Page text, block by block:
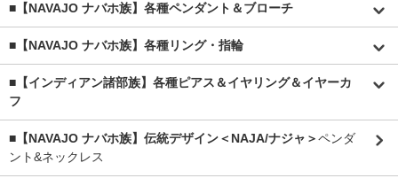
■【NAVAJO ナバホ族】各種ペンダント＆ブローチ
■【NAVAJO ナバホ族】各種リング・指輪
■【インディアン諸部族】各種ピアス＆イヤリング＆イヤーカ
フ
■【NAVAJO ナバホ族】伝統デザイン＜NAJA/ナジャ＞ペンダ
ント&ネックレス